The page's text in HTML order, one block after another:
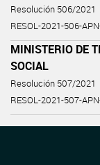
Resolución 506/2021
RESOL-2021-506-
MINISTERIO DE
SOCIAL
Resolución 507/2021
RESOL-2021-507-